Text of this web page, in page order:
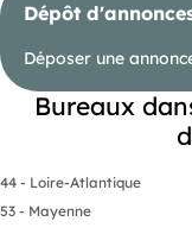
Dépôt
Déposer une
Bureaux
44 - Loire-Atlantique
53 - Mayenne